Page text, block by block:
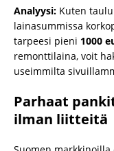
Analyysi: Kuten
lainasummissa
tarpeesi pieni 1000
remonttilaina, voit
useimmilta
Parhaat
ilman liitteitä